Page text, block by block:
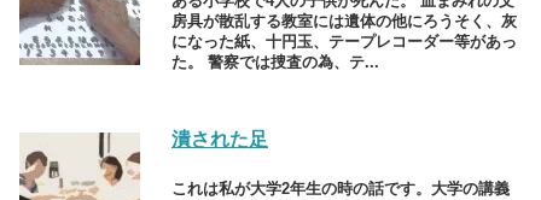
房具が散乱する教室には遺体の他にろうそく、灰
になった紙、十円玉、テープレコーダー等があっ
た。 警察では捜査の為、テ...
潰された足
これは私が大学2年生の時の話です。大学の講義